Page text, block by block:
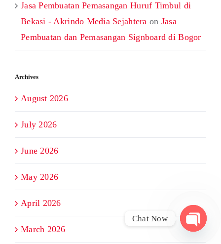
Jasa Pembuatan Pemasangan Huruf Timbul di
Bekasi - Akrindo Media Sejahtera on Jasa
Pembuatan dan Pemasangan Signboard di Bogor
Archives
August 2026
July 2026
June 2026
May 2026
April 2026
March 2026
Chat Now
chaty